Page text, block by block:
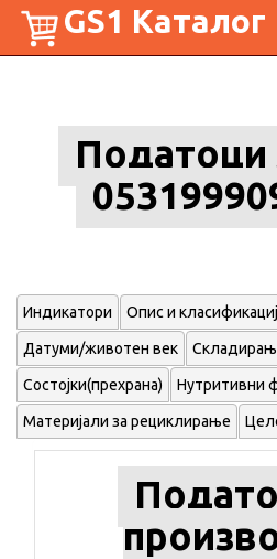
GS1 Каталог
Податоци
Индикатори Опис и
Датуми/животен век
Состојки(прехрана) Нутритивни
Материјали за рециклирање